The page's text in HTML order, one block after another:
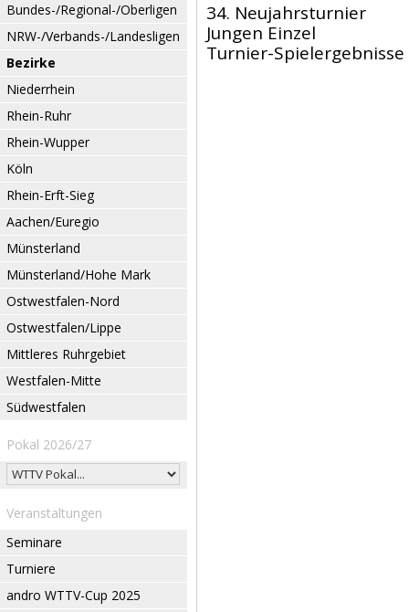
Bundes-/Regional-/Oberligen
NRW-/Verbands-/Landesligen
Bezirke
Niederrhein
Rhein-Ruhr
Rhein-Wupper
Köln
Rhein-Erft-Sieg
Aachen/Euregio
Münsterland
Münsterland/Hohe Mark
Ostwestfalen-Nord
Ostwestfalen/Lippe
Mittleres Ruhrgebiet
Westfalen-Mitte
Südwestfalen
Pokal 2026/27
Veranstaltungen
Seminare
Turniere
andro WTTV-Cup 2025
34. Neujahrsturnier
Jungen Einzel
Turnier-Spielergebnisse